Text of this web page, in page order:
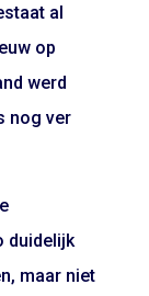
al
op
werd
nog ver
duidelijk
maar niet